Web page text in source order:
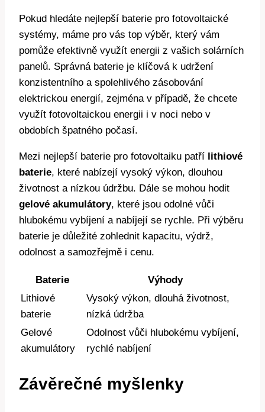
Pokud hledáte nejlepší baterie pro fotovoltaické
systémy, máme pro vás top výběr, který vám
pomůže efektivně využít energii z vašich solárních
panelů. Správná baterie je klíčová k udržení
konzistentního a spolehlivého zásobování
elektrickou energií, zejména v případě, že chcete
využít fotovoltaickou energii i v noci nebo v
obdobích špatného počasí.
Mezi nejlepší baterie pro fotovoltaiku patří lithiové
baterie, které nabízejí vysoký výkon, dlouhou
životnost a nízkou údržbu. Dále se mohou hodit
gelové akumulátory, které jsou odolné vůči
hlubokému vybíjení a nabíjejí se rychle. Při výběru
baterie je důležité zohlednit kapacitu, výdrž,
odolnost a samozřejmě i cenu.
Baterie
Výhody
Lithiové
baterie
Vysoký výkon, dlouhá životnost,
nízká údržba
Gelové
akumulátory
Odolnost vůči hlubokému vybíjení,
rychlé nabíjení
Závěrečné myšlenky